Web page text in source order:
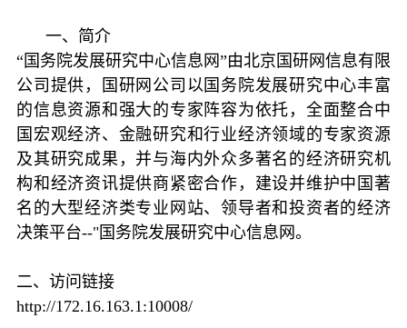
一、简介
“国务院发展研究中心信息网”由北京国研网信息有限
公司提供，国研网公司以国务院发展研究中心丰富
的信息资源和强大的专家阵容为依托，全面整合中
国宏观经济、金融研究和行业经济领域的专家资源
及其研究成果，并与海内外众多著名的经济研究机
构和经济资讯提供商紧密合作，建设并维护中国著
名的大型经济类专业网站、领导者和投资者的经济
决策平台--"国务院发展研究中心信息网。
二、访问链接
http://172.16.163.1:10008/